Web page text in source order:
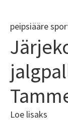
peipsiääre
Loe lisaks